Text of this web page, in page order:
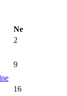
Ne
2
9
16